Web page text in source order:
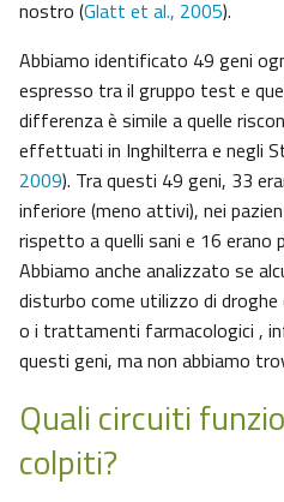
nostro (Glatt et al., 2005).
Abbiamo identificato 49 geni
espresso tra il gruppo test e
differenza è simile a quelle
effettuati in Inghilterra e negli
2009). Tra questi 49 geni, 33
inferiore (meno attivi), nei
rispetto a quelli sani e 16 erano
Abbiamo anche analizzato se
disturbo come utilizzo di
o i trattamenti farmacologici ,
questi geni, ma non abbiamo
Quali circuiti
colpiti?